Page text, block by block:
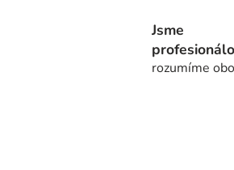
Jsme
rozumíme